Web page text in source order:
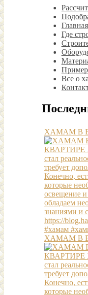
Главная
Где
Все о
ХАМАМ В
ХАМАМ В